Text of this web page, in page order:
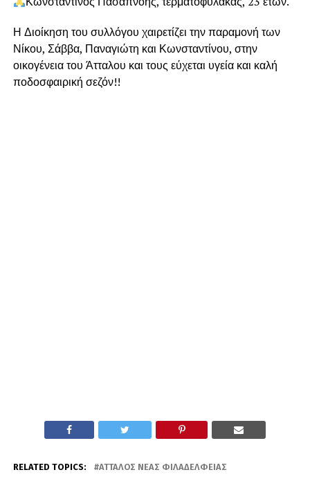
Η Διοίκηση του συλλόγου χαιρετίζει την παραμονή των
Νίκου, Σάββα, Παναγιώτη και Κωνσταντίνου, στην
οικογένεια του Άτταλου και τους εύχεται υγεία και καλή
ποδοσφαιρική σεζόν!!
RELATED TOPICS: ΆΤΤΑΛΟΣ ΝΈΑΣ ΦΙΛΑΔΈΛΦΕΙΑΣ